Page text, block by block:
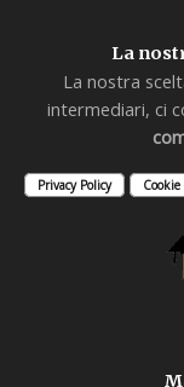
La
La nostra
intermediari, ci
Privacy Policy Cookie